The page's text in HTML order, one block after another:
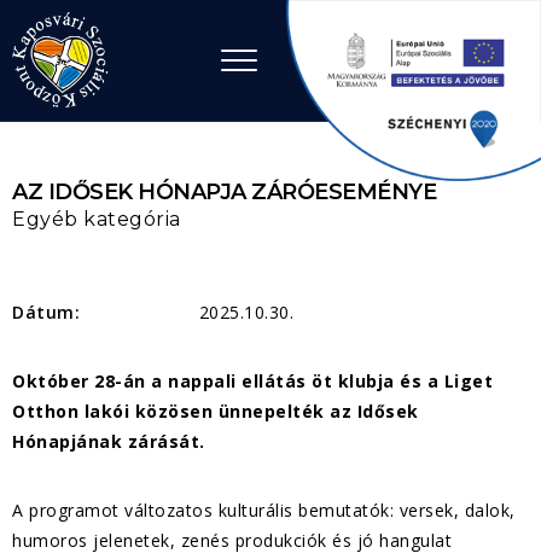
Ugrás a tartalomhoz
AZ IDŐSEK HÓNAPJA ZÁRÓESEMÉNYE
Egyéb kategória
Dátum: 2025.10.30.
Október 28-án a nappali ellátás öt klubja és a Liget
Otthon lakói közösen ünnepelték az Idősek
Hónapjának zárását.
A programot változatos kulturális bemutatók: versek, dalok,
humoros jelenetek, zenés produkciók és jó hangulat